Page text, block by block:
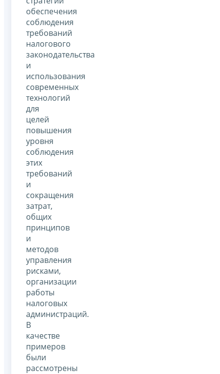
обеспечения
соблюдения
требований
налогового
законодательства
и
использования
современных
технологий
для
целей
повышения
уровня
соблюдения
этих
требований
и
сокращения
затрат,
общих
принципов
и
методов
управления
рисками,
организации
работы
налоговых
администраций.
В
качестве
примеров
были
рассмотрены